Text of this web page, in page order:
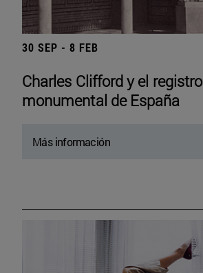
30 SEP - 8 FEB
Charles Clifford y el registro
monumental de España
Más información